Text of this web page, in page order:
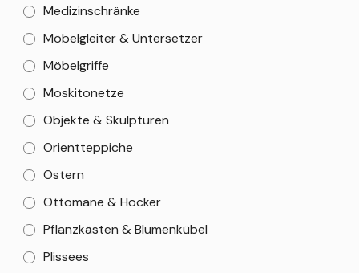
Medizinschränke
Möbelgleiter & Untersetzer
Möbelgriffe
Moskitonetze
Objekte & Skulpturen
Orientteppiche
Ostern
Ottomane & Hocker
Pflanzkästen & Blumenkübel
Plissees